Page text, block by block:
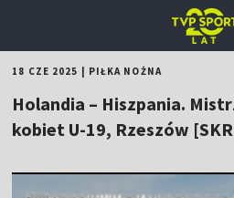
18 CZE 2025 PIŁKA NOŻNA
Holandia – Hiszpania.
kobiet U-19, Rzeszów